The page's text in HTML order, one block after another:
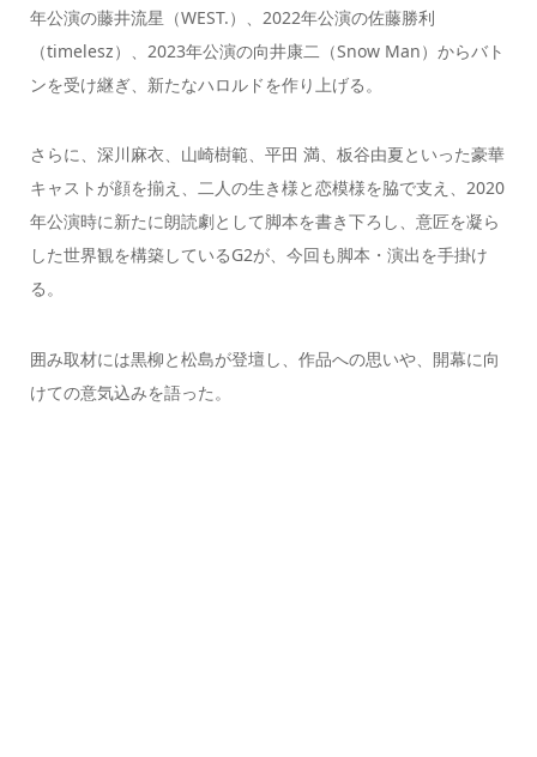
年公演の藤井流星（WEST.）、2022年公演の佐藤勝利
（timelesz）、2023年公演の向井康二（Snow Man）からバト
ンを受け継ぎ、新たなハロルドを作り上げる。
さらに、深川麻衣、山崎樹範、平田 満、板谷由夏といった豪華
キャストが顔を揃え、二人の生き様と恋模様を脇で支え、2020
年公演時に新たに朗読劇として脚本を書き下ろし、意匠を凝ら
した世界観を構築しているG2が、今回も脚本・演出を手掛け
る。
囲み取材には黒柳と松島が登壇し、作品への思いや、開幕に向
けての意気込みを語った。